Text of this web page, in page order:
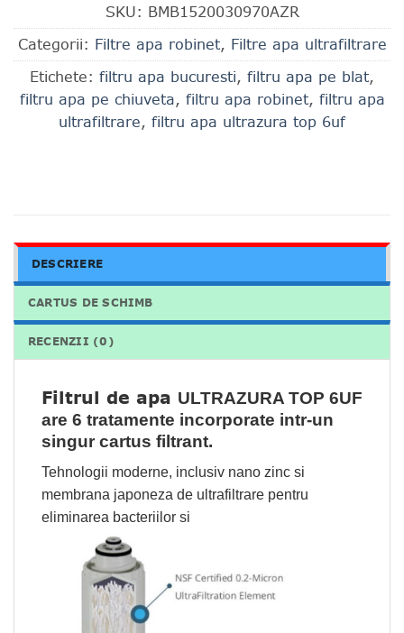
SKU: BMB1520030970AZR
Categorii: Filtre apa robinet, Filtre apa ultrafiltrare
Etichete: filtru apa bucuresti, filtru apa pe blat,
filtru apa pe chiuveta, filtru apa robinet, filtru apa
ultrafiltrare, filtru apa ultrazura top 6uf
DESCRIERE
CARTUS DE SCHIMB
RECENZII (0)
Filtrul de apa ULTRAZURA TOP 6UF
are 6 tratamente incorporate intr-un
singur cartus filtrant.
Tehnologii moderne, inclusiv nano zinc si
membrana japoneza de ultrafiltrare pentru
eliminarea bacteriilor si